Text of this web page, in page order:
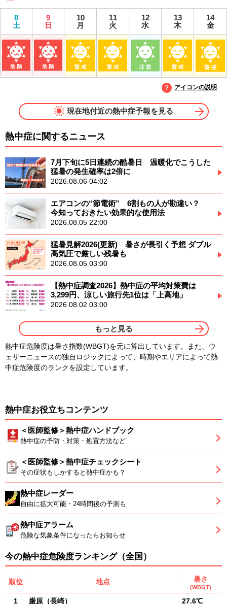
8
土
9
日
10
月
11
火
12
水
13
木
14
金
アイコンの説明
現在地付近の熱中症予報を見る
熱中症に関するニュース
7月下旬に5日連続の酷暑日 温暖化でこうした
猛暑の発生確率は2倍に
2026.08.06 04:02
エアコンの“節電術” 6割もの人が勘違い？
今知っておきたい効果的な使用法
2026.08.05 22:00
猛暑見解2026(更新) 暑さが長引く予想 ダブル
高気圧で厳しい残暑も
2026.08.05 03:00
【熱中症調査2026】熱中症の平均対策費は
3,299円、涼しい旅行先1位は「上高地」
2026.08.02 03:00
もっと見る
熱中症危険度は暑さ指数(WBGT)を元に算出しています。また、ウ
ェザーニュースの独自ロジックによって、時期やエリアによって熱
中症危険度のランクを設定しています。
熱中症お役立ちコンテンツ
＜医師監修＞熱中症ハンドブック
熱中症の予防・対策・処置方法など
＜医師監修＞熱中症チェックシート
その症状もしかすると熱中症かも？
熱中症レーダー
自由に拡大可能・24時間後の予測も
熱中症アラーム
危険な気象条件になったらお知らせ
今の熱中症危険度ランキング（全国）
順位 地点 暑さ
(WBGT)
1 厳原 （長崎） 27.6℃